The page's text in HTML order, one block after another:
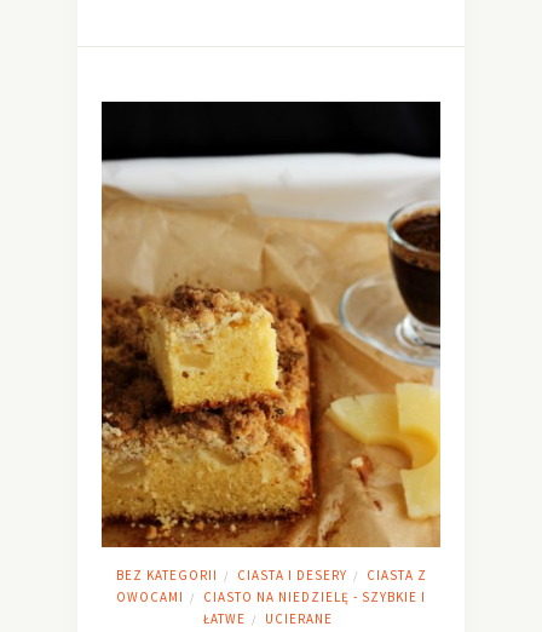
BEZ KATEGORII / CIASTA I DESERY /
CIASTA Z
OWOCAMI
/
CIASTO NA NIEDZIELĘ - SZYBKIE I
ŁATWE / UCIERANE